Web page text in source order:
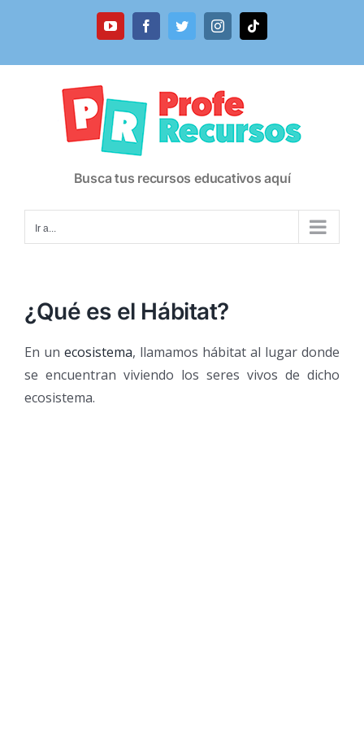
YouTubeFacebookTwitterInstagramTiktok
Busca tus recursos educativos aquí
Ir a...
¿Qué es el Hábitat?
En un ecosistema, llamamos hábitat al lugar donde
se encuentran viviendo los seres vivos de dicho
ecosistema.